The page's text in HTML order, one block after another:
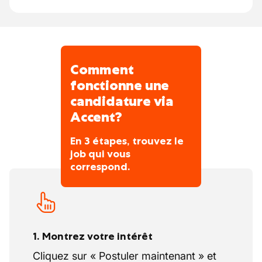
espace de travail inclusif pour la satisfaction
de nos clients.
Expérimentez la perfection à notre garage
Comment
fonctionne une
candidature via
Accent?
En 3 étapes, trouvez le
job qui vous
correspond.
1. Montrez votre intérêt
Cliquez sur « Postuler maintenant » et